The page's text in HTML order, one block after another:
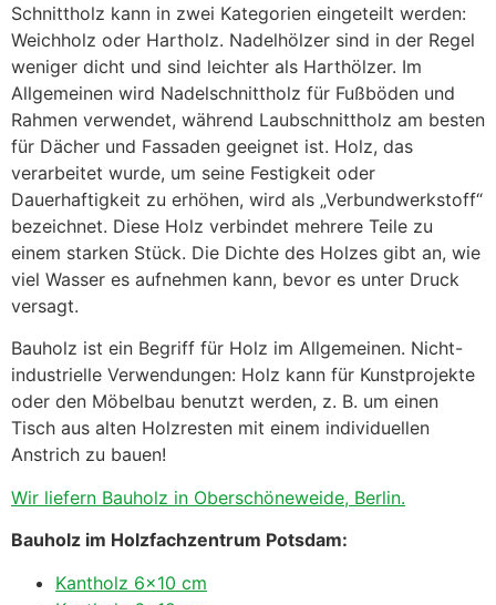
Schnittholz kann in zwei Kategorien eingeteilt werden:
Weichholz oder Hartholz. Nadelhölzer sind in der Regel
weniger dicht und sind leichter als Harthölzer. Im
Allgemeinen wird Nadelschnittholz für Fußböden und
Rahmen verwendet, während Laubschnittholz am besten
für Dächer und Fassaden geeignet ist. Holz, das
verarbeitet wurde, um seine Festigkeit oder
Dauerhaftigkeit zu erhöhen, wird als „Verbundwerkstoff“
bezeichnet. Diese Holz verbindet mehrere Teile zu
einem starken Stück. Die Dichte des Holzes gibt an, wie
viel Wasser es aufnehmen kann, bevor es unter Druck
versagt.
Bauholz ist ein Begriff für Holz im Allgemeinen. Nicht-
industrielle Verwendungen: Holz kann für Kunstprojekte
oder den Möbelbau benutzt werden, z. B. um einen
Tisch aus alten Holzresten mit einem individuellen
Anstrich zu bauen!
Wir liefern Bauholz in Oberschöneweide, Berlin.
Bauholz im Holzfachzentrum Potsdam:
Kantholz 6×10 cm